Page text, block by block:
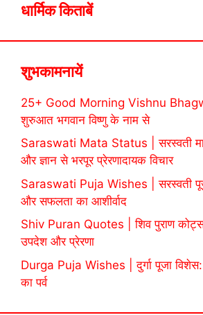
धार्मिक किताबें
शुभकामनायें
25+ Good Morning Vishnu
शुरुआत भगवान विष्णु के नाम से
Saraswati Mata Status | सरस्वती
और ज्ञान से भरपूर प्रेरणादायक विचार
Saraswati Puja Wishes | सरस्वती
और सफलता का आशीर्वाद
Shiv Puran Quotes | शिव पुराण
उपदेश और प्रेरणा
Durga Puja Wishes | दुर्गा पूजा
का पर्व